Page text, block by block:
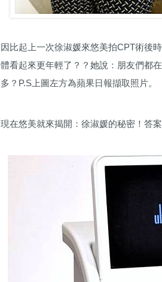
因比起上一次徐淑媛來悠美拍CPT術後
體看起來更年輕了？？她說：朋友們都
多？P.S上圖左方為蘋果日報擷取照片。
現在悠美就來揭開：徐淑媛的秘密！答